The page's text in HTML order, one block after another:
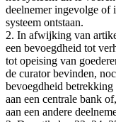
deelnemer ingevolge of
systeem ontstaan.
2. In afwijking van
een bevoegdheid tot
tot opeising van
de curator bevinden,
bevoegdheid
aan een centrale bank
aan een andere